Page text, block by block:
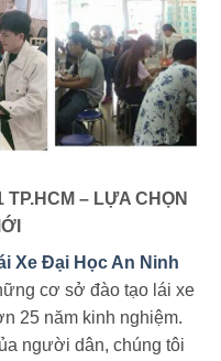
TP.HCM – LỰA CHỌN
Xe Đại Học An Ninh
cơ sở đào tạo lái xe
25 năm kinh nghiệm.
người dân, chúng tôi